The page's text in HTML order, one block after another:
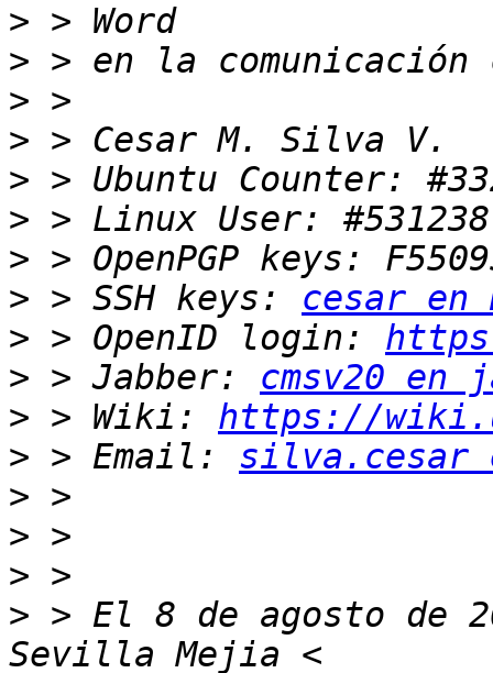
>
>
>
>
>
>
>
> > SSH keys: cesar en
> > OpenID login:
> > Jabber: cmsv20 en
> > Wiki: https://
> > Email: silva.cesar
>
>
>
> > El 8 de agosto de